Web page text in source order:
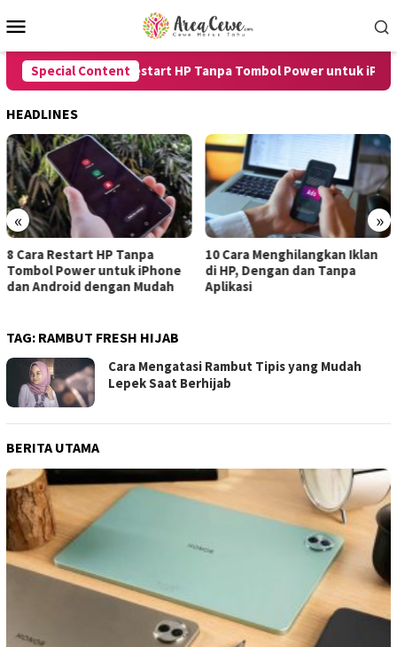
to
Menu
Special Content
8 Cara Restart HP Tanpa Tombol Power untuk iPhone
HEADLINES
« »
8 Cara Restart HP Tanpa
Tombol Power untuk iPhone
dan Android dengan Mudah
10 Cara Menghilangkan Iklan
di HP, Dengan dan Tanpa
Aplikasi
TAG: RAMBUT FRESH HIJAB
Cara Mengatasi Rambut Tipis yang Mudah
Lepek Saat Berhijab
BERITA UTAMA